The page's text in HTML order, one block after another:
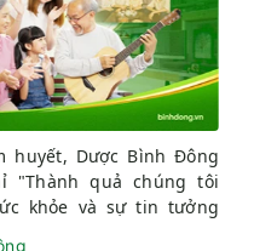
huyết, Dược Bình Đông
"Thành quả chúng tôi
khỏe và sự tin tưởng